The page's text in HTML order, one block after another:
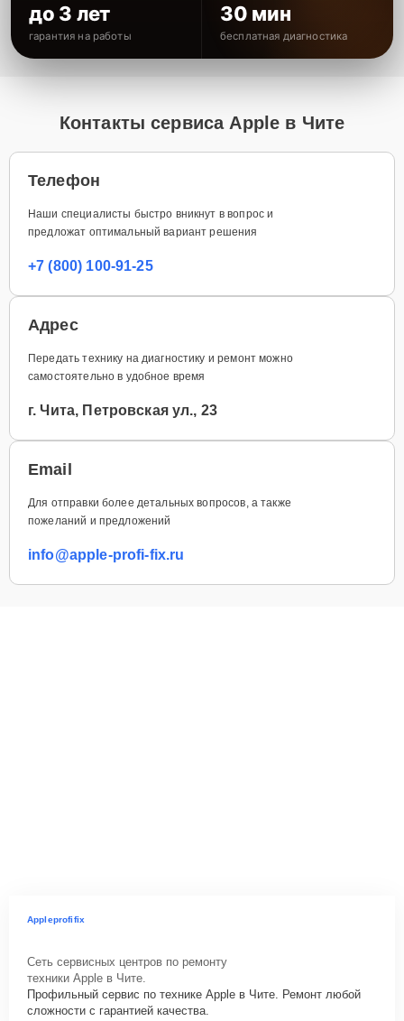
до 3 лет
гарантия на работы
30 мин
бесплатная диагностика
Контакты сервиса Apple в Чите
Телефон
Наши специалисты быстро вникнут в вопрос и
предложат оптимальный вариант решения
+7 (800) 100-91-25
Адрес
Передать технику на диагностику и ремонт можно
самостоятельно в удобное время
г. Чита, Петровская ул., 23
Email
Для отправки более детальных вопросов, а также
пожеланий и предложений
info@apple-profi-fix.ru
Appleprofifix
Сеть сервисных центров по ремонту
техники Apple в Чите.
Профильный сервис по технике Apple в Чите. Ремонт любой
сложности с гарантией качества.